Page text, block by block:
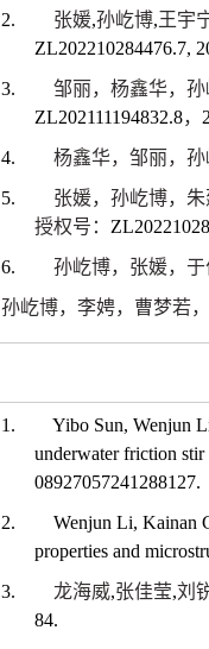
2.
张媛,孙屹博,王宇
ZL202210284476.7,
3.
邹丽，杨鑫华，
ZL202111194832.8，
4.
杨鑫华，邹丽，
5.
张媛，孙屹博，
授权号：
6.
孙屹博，张媛，
孙屹博，李娉，曹梦若
1.
Yibo Sun, Wenjun
underwater friction
08927057241288127.
2.
Wenjun Li, Kainan
properties and
3.
龙海威,张佳莹,刘
84.